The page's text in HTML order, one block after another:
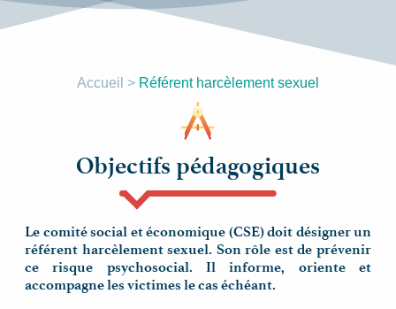
Accueil > Référent harcèlement sexuel
Objectifs pédagogiques
Le comité social et économique (CSE) doit désigner un
référent harcèlement sexuel. Son rôle est de prévenir
ce risque psychosocial. Il informe, oriente et
accompagne les victimes le cas échéant.